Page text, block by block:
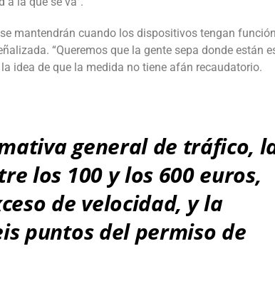
mantendrán cuando los dispositivos tengan función
“Queremos que la gente sepa donde están
idea de que la medida no tiene afán recaudatorio.
general de tráfico,
los 100 y los 600 euros,
de velocidad, y la
puntos del permiso de